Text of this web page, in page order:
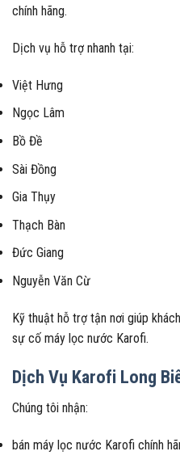
chính hãng.
Dịch vụ hỗ trợ nhanh tại:
Việt Hưng
Ngọc Lâm
Bồ Đề
Sài Đồng
Gia Thụy
Thạch Bàn
Đức Giang
Nguyễn Văn Cừ
Kỹ thuật hỗ trợ tận nơi giúp
sự cố máy lọc nước Karofi.
Dịch Vụ Karofi Long
Chúng tôi nhận:
bán máy lọc nước Karofi chính